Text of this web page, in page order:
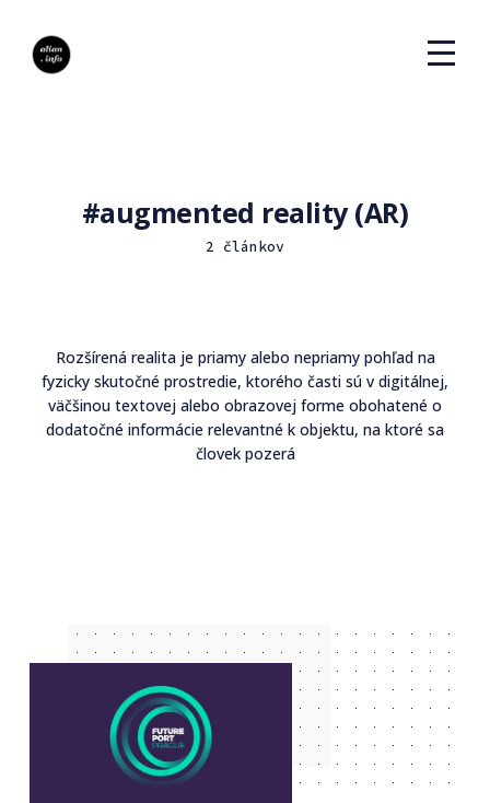
augmented reality (AR)
2 článkov
Rozšírená realita je priamy alebo nepriamy pohľad na
fyzicky skutočné prostredie, ktorého časti sú v digitálnej,
väčšinou textovej alebo obrazovej forme obohatené o
dodatočné informácie relevantné k objektu, na ktoré sa
človek pozerá